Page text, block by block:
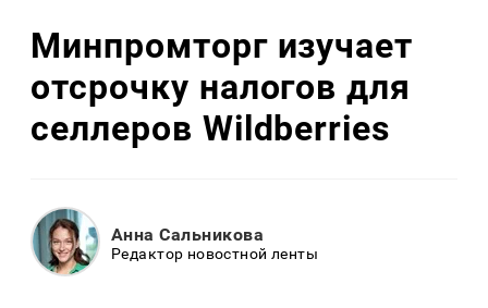
Минпромторг изучает
отсрочку налогов для
селлеров Wildberries
Анна Сальникова
Редактор новостной ленты